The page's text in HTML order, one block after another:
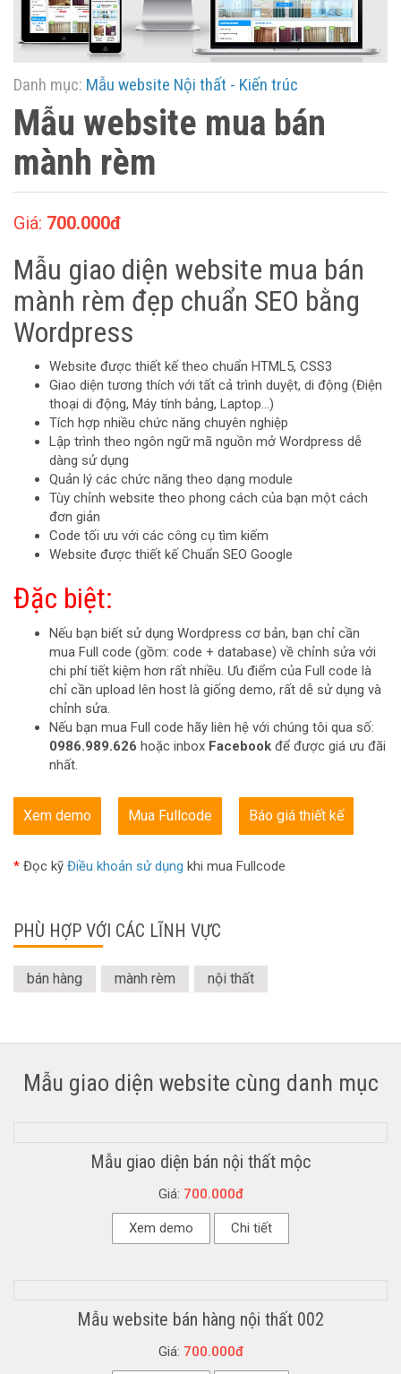
Danh mục: Mẫu website Nội thất - Kiến trúc
Mẫu website mua bán
mành rèm
Giá: 700.000đ
Mẫu giao diện website mua bán
mành rèm đẹp chuẩn SEO bằng
Wordpress
Website được thiết kế theo chuẩn HTML5, CSS3
Giao diện tương thích với tất cả trình duyệt, di động (Điện
thoại di động, Máy tính bảng, Laptop…)
Tích hợp nhiều chức năng chuyên nghiệp
Lập trình theo ngôn ngữ mã nguồn mở Wordpress dễ
dàng sử dụng
Quản lý các chức năng theo dạng module
Tùy chỉnh website theo phong cách của bạn một cách
đơn giản
Code tối ưu với các công cụ tìm kiếm
Website được thiết kế Chuẩn SEO Google
Đặc biệt:
Nếu bạn biết sử dụng Wordpress cơ bản, bạn chỉ cần
mua Full code (gồm: code + database) về chỉnh sửa với
chi phí tiết kiệm hơn rất nhiều. Ưu điểm của Full code là
chỉ cần upload lên host là giống demo, rất dễ sử dụng và
chỉnh sửa.
Nếu bạn mua Full code hãy liên hệ với chúng tôi qua số:
0986.989.626 hoặc inbox Facebook để được giá ưu đãi
nhất.
Xem demo Mua Fullcode Báo giá thiết kế
* Đọc kỹ Điều khoản sử dụng khi mua Fullcode
PHÙ HỢP VỚI CÁC LĨNH VỰC
bán hàng mành rèm nội thất
Mẫu giao diện website cùng danh mục
Mẫu giao diện bán nội thất mộc
Giá: 700.000đ
Xem demo Chi tiết
Mẫu website bán hàng nội thất 002
Giá: 700.000đ